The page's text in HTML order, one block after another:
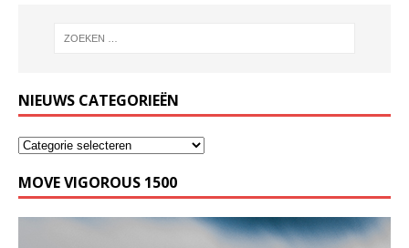
NIEUWS CATEGORIEËN
MOVE VIGOROUS 1500